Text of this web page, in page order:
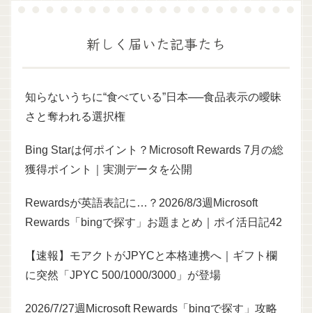
新しく届いた記事たち
知らないうちに“食べている”日本──食品表示の曖昧
さと奪われる選択権
Bing Starは何ポイント？Microsoft Rewards 7月の総
獲得ポイント｜実測データを公開
Rewardsが英語表記に…？2026/8/3週Microsoft
Rewards「bingで探す」お題まとめ｜ポイ活日記42
【速報】モアクトがJPYCと本格連携へ｜ギフト欄
に突然「JPYC 500/1000/3000」が登場
2026/7/27週Microsoft Rewards「bingで探す」攻略